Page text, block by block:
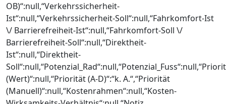
OB)“:null,“Verkehrssicherheit-
Ist“:null,“Verkehrssicherheit-Soll“:null,“Fahrkomfort-Ist
\/ Barrierefreiheit-Ist“:null,“Fahrkomfort-Soll \/
Barrierefreiheit-Soll“:null,“Direktheit-
Ist“:null,“Direktheit-
(Wert)“:null,“Priorität (A-D)“:“k. A.“,“Priorität
(Manuell)“:null,“Kostenrahmen“:null,“Kosten-